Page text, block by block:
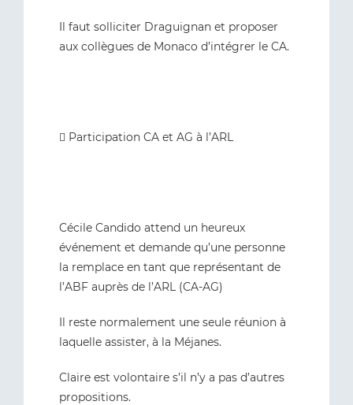
Il faut solliciter Draguignan et proposer
aux collègues de Monaco d’intégrer le CA.
 Participation CA et AG à l’ARL
Cécile Candido attend un heureux
événement et demande qu’une personne
la remplace en tant que représentant de
l’ABF auprès de l’ARL (CA-AG)
Il reste normalement une seule réunion à
laquelle assister, à la Méjanes.
Claire est volontaire s’il n’y a pas d’autres
propositions.